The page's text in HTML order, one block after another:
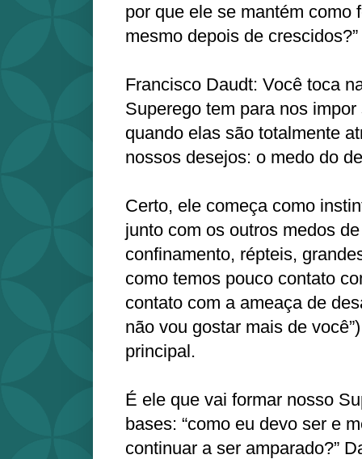
por que ele se mantém como
mesmo depois de crescidos?”
Francisco Daudt: Você toca
Superego tem para nos
quando elas são totalmente
nossos desejos: o medo do
Certo, ele começa como
junto com os outros medos
confinamento, répteis,
como temos pouco contato
contato com a ameaça de
não vou gostar mais de
principal.
É ele que vai formar nosso
bases: “como eu devo ser e
continuar a ser amparado?”